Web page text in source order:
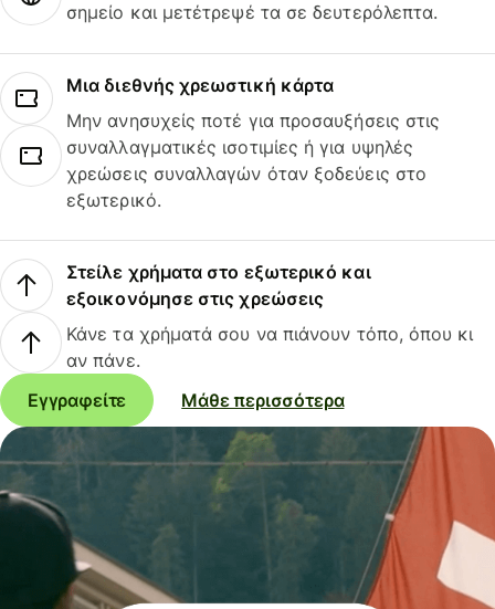
σημείο και μετέτρεψέ τα σε δευτερόλεπτα.
Μια διεθνής χρεωστική κάρτα
Μην ανησυχείς ποτέ για προσαυξήσεις στις
συναλλαγματικές ισοτιμίες ή για υψηλές
χρεώσεις συναλλαγών όταν ξοδεύεις στο
εξωτερικό.
Στείλε χρήματα στο εξωτερικό και
εξοικονόμησε στις χρεώσεις
Κάνε τα χρήματά σου να πιάνουν τόπο, όπου κι
αν πάνε.
Εγγραφείτε
Μάθε περισσότερα